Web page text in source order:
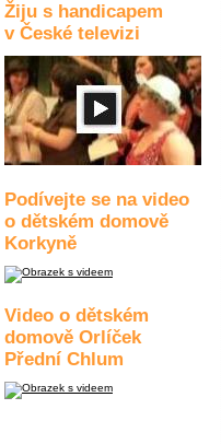
Žiju s handicapem
v České televizi
Podívejte se na video
o dětském domově
Korkyně
Video o dětském
domově Orlíček
Přední Chlum